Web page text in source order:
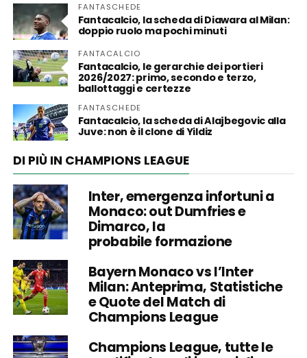
FANTASCHEDE
Fantacalcio, la scheda di Diawara al Milan:
doppio ruolo ma pochi minuti
FANTACALCIO
Fantacalcio, le gerarchie dei portieri
2026/2027: primo, secondo e terzo,
ballottaggi e certezze
FANTASCHEDE
Fantacalcio, la scheda di Alajbegovic alla
Juve: non è il clone di Yildiz
DI PIÙ IN CHAMPIONS LEAGUE
Inter, emergenza infortuni a
Monaco: out Dumfries e
Dimarco, la
probabile formazione
Bayern Monaco vs l’Inter
Milan: Anteprima, Statistiche
e Quote del Match di
Champions League
Champions League, tutte le